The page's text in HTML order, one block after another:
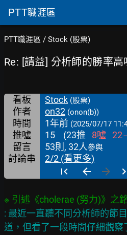
PTT職涯區
PTT職涯區 / Stock (股票)
Re: [請益] 分析師的勝率高
看板 Stock (股票)
作者 on32 (onon(b))
時間 1年前 (2025/07/17
推噓 15 (23推 8噓 22
留言
53則, 32人參與
討論串 2/2 (看更多)
: 最近一直聽不同分析師的節
道，但看了一段時間仔細觀